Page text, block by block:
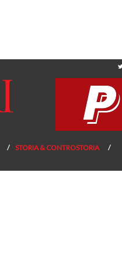
STORIA & CONTROSTORIA